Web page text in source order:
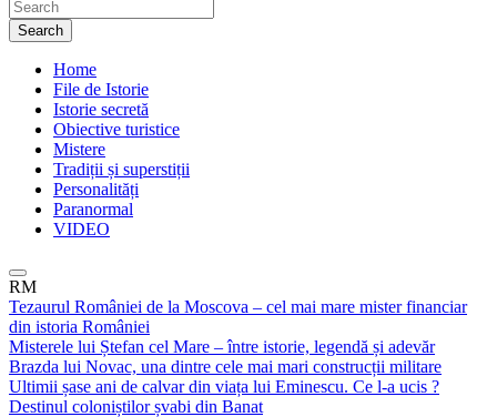
Search
Home
File de Istorie
Istorie secretă
Obiective turistice
Mistere
Tradiții și superstiții
Personalități
Paranormal
VIDEO
RM
Tezaurul României de la Moscova – cel mai mare mister financiar
din istoria României
Misterele lui Ștefan cel Mare – între istorie, legendă și adevăr
Brazda lui Novac, una dintre cele mai mari construcții militare
Ultimii șase ani de calvar din viața lui Eminescu. Ce l-a ucis ?
Destinul coloniștilor șvabi din Banat